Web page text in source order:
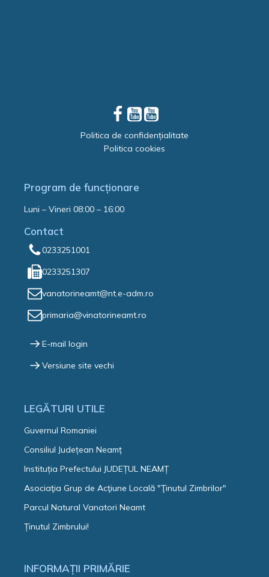
Politica de confidențialitate
Politica cookies
Program de funcționare
Luni – Vineri 08:00 – 16:00
Contact
0233251001
0233251307
vanatorineamt@nt.e-adm.ro
primaria@vinatorineamt.ro
E-mail login
Versiune site vechi
LEGĂTURI UTILE
Guvernul Romaniei
Consiliul Județean Neamț
Instituția Prefectului JUDEȚUL NEAMȚ
Asociaţia Grup de Acţiune Locală "Ţinutul Zimbrilor"
Parcul Natural Vanatori Neamt
Ținutul Zimbrului!
INFORMAȚII PRIMĂRIE